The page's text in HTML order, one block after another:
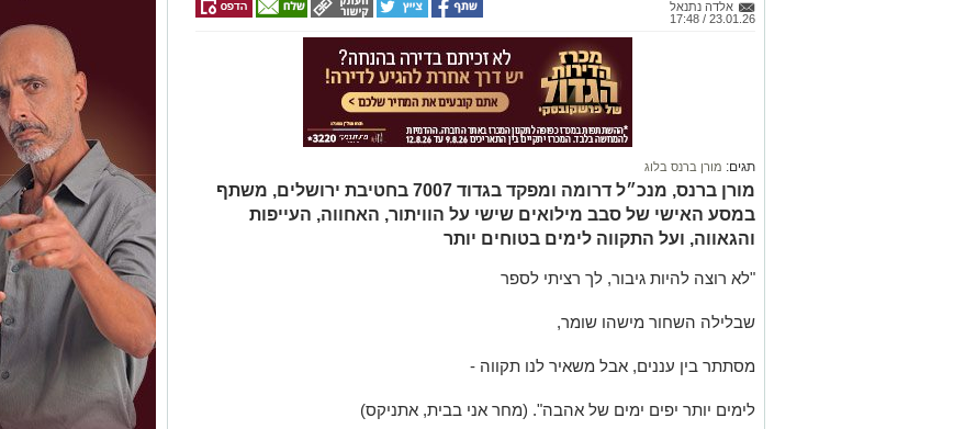
אלדה נתנאל
23.01.26 / 17:48
תגים: מורן ברנס בלוג
מורן ברנס, מנכ״ל דרומה ומפקד בגדוד 7007 בחטיבת ירושלים, משתף
במסע האישי של סבב מילואים שישי על הוויתור, האחווה, העייפות
והגאווה, ועל התקווה לימים בטוחים יותר
"לא רוצה להיות גיבור, לך רציתי לספר
שבלילה השחור מישהו שומר,
מסתתר בין עננים, אבל משאיר לנו תקווה -
לימים יותר יפים ימים של אהבה". (מחר אני בבית, אתניקס)